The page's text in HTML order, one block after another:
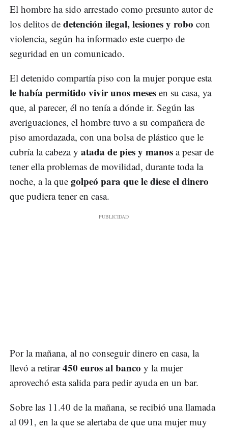
El hombre ha sido arrestado como presunto autor de
los delitos de detención ilegal, lesiones y robo con
violencia, según ha informado este cuerpo de
seguridad en un comunicado.
El detenido compartía piso con la mujer porque esta
le había permitido vivir unos meses en su casa, ya
que, al parecer, él no tenía a dónde ir. Según las
averiguaciones, el hombre tuvo a su compañera de
piso amordazada, con una bolsa de plástico que le
cubría la cabeza y atada de pies y manos a pesar de
tener ella problemas de movilidad, durante toda la
noche, a la que golpeó para que le diese el dinero
que pudiera tener en casa.
Por la mañana, al no conseguir dinero en casa, la
llevó a retirar450 euros al banco y la mujer
aprovechó esta salida para pedir ayuda en un bar.
Sobre las 11.40 de la mañana, se recibió una llamada
al 091, en la que se alertaba de que una mujer muy